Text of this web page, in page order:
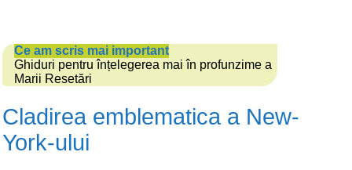
Ce am scris mai important
Ghiduri pentru înțelegerea mai în profunzime a
Marii Resetări
Cladirea emblematica a New-
York-ului